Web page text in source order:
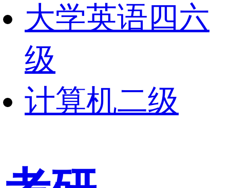
大学英语四六
级
计算机二级